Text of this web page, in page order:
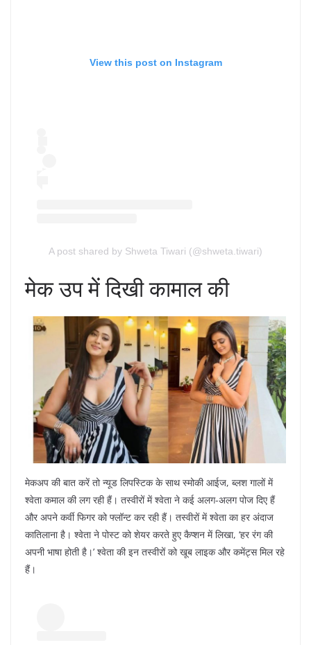
View this post on Instagram
A post shared by Shweta Tiwari (@shweta.tiwari)
मेक उप में दिखी कामाल की
मेकअप की बात करें तो न्यूड लिपस्टिक के साथ स्मोकी आईज, ब्लश गालों में
श्वेता कमाल की लग रही हैं। तस्वीरों में श्वेता ने कई अलग-अलग पोज दिए हैं
और अपने कर्वी फिगर को फ्लॉन्ट कर रही हैं। तस्वीरों में श्वेता का हर अंदाज
कातिलाना है। श्वेता ने पोस्ट को शेयर करते हुए कैप्शन में लिखा, ‘हर रंग की
अपनी भाषा होती है।’ श्वेता की इन तस्वीरों को खूब लाइक और कमेंट्स मिल रहे
हैं।